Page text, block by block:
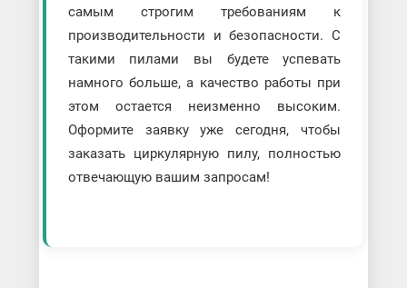
самым строгим требованиям к
производительности и безопасности. С
такими пилами вы будете успевать
намного больше, а качество работы при
этом остается неизменно высоким.
Оформите заявку уже сегодня, чтобы
заказать циркулярную пилу, полностью
отвечающую вашим запросам!